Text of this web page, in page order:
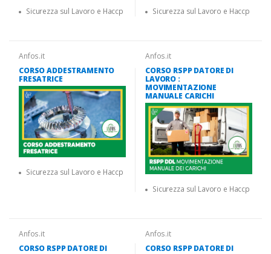
Sicurezza sul Lavoro e Haccp Sicurezza sul Lavoro e Haccp
Anfos.it
CORSO ADDESTRAMENTO
FRESATRICE
Sicurezza sul Lavoro e Haccp
Anfos.it
CORSO RSPP DATORE DI
LAVORO :
MOVIMENTAZIONE
MANUALE CARICHI
Sicurezza sul Lavoro e Haccp
Anfos.it
CORSO RSPP DATORE DI
Anfos.it
CORSO RSPP DATORE DI